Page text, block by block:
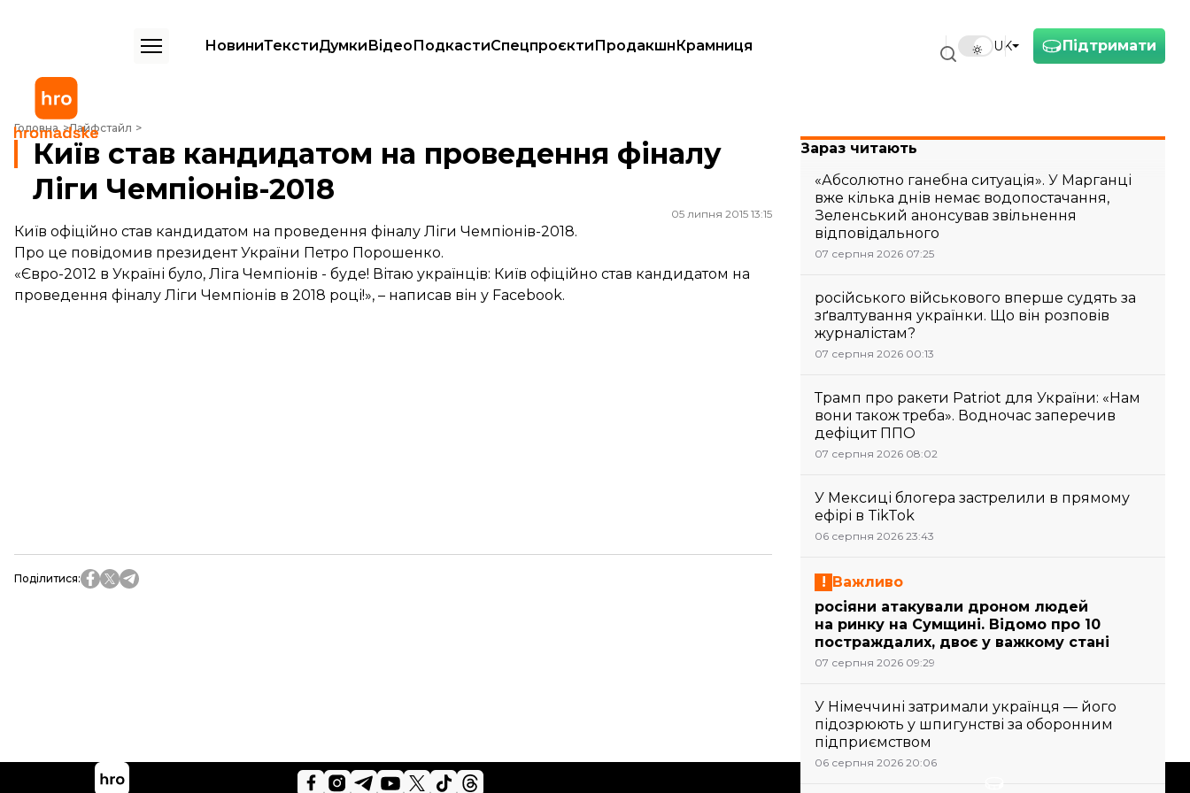
Підтримати
UK
НовиниТекстиДумкиВідеоПодкастиСпецпроєктиПродакшнКрамниця
Головна Лайфстайл
Київ став кандидатом на проведення фіналу Ліги Чемпіонів-2018
Київ став кандидатом на проведення фіналу
Ліги Чемпіонів-2018
05 липня 2015 13:15
Київ офіційно став кандидатом на проведення фіналу Ліги Чемпіонів-2018.
Про це повідомив президент України Петро Порошенко.
«Євро-2012 в Україні було, Ліга Чемпіонів - буде! Вітаю українців: Київ офіційно став кандидатом на
проведення фіналу Ліги Чемпіонів в 2018 році!», – написав він у Facebook.
Поділитися:
Зараз читають
«Абсолютно ганебна ситуація». У Марганці
вже кілька днів немає водопостачання,
Зеленський анонсував звільнення
відповідального
07 серпня 2026 07:25
російського військового вперше судять за
зґвалтування українки. Що він розповів
журналістам?
07 серпня 2026 00:13
Трамп про ракети Patriot для України: «Нам
вони також треба». Водночас заперечив
дефіцит ППО
07 серпня 2026 08:02
У Мексиці блогера застрелили в прямому
ефірі в TikTok
06 серпня 2026 23:43
Важливо
росіяни атакували дроном людей
на ринку на Сумщині. Відомо про 10
постраждалих, двоє у важкому стані
07 серпня 2026 09:29
У Німеччині затримали українця — його
підозрюють у шпигунстві за оборонним
підприємством
06 серпня 2026 20:06